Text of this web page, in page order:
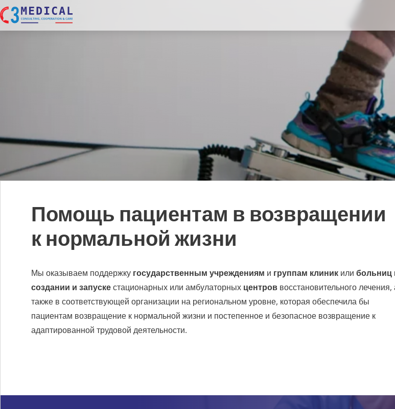
Помощь пациентам в возвращении
к нормальной жизни
Мы оказываем поддержку государственным учреждениям и группам клиник или больниц
создании и запускестационарных или амбулаторных центров восстановительного лечения,
также в соответствующей организации на региональном уровне, которая обеспечила бы
пациентам возвращение к нормальной жизни и постепенное и безопасное возвращение к
адаптированной трудовой деятельности.